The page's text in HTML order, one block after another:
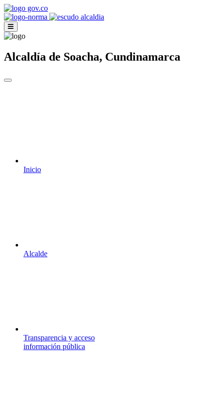
Alcaldía de Soacha, Cundinamarca
Inicio
Alcalde
Transparencia y acceso
información pública